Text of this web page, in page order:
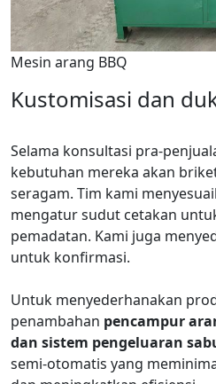
Mesin arang BBQ
Kustomisasi dan
Selama konsultasi pra-
kebutuhan mereka akan
seragam. Tim kami
mengatur sudut cetakan
pemadatan. Kami juga
untuk konfirmasi.
Untuk menyederhanakan
penambahan pencampur
dan sistem pengeluaran
semi-otomatis yang